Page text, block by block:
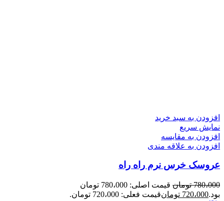
افزودن به سبد خرید
نمایش سریع
افزودن به مقایسه
افزودن به علاقه مندی
عروسک خرس نرم راه راه
780،000 تومان
قیمت اصلی: 780،000 تومان
بود.720،000 تومانقیمت فعلی: 720،000 تومان.